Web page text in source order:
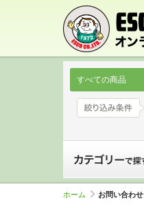
すべての商品
ホーム お問い合わせ